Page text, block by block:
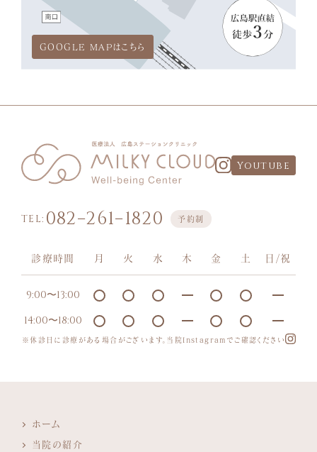
GOOGLE MAPはこちら
Youtube
TEL: 082−261−1820 予約制
診療時間 月 火 水 木 金 土 日/祝
9:00〜13:00
14:00〜18:00
※休診日に診療がある場合がございます。当院Instagramでご確認ください
ホーム
当院の紹介